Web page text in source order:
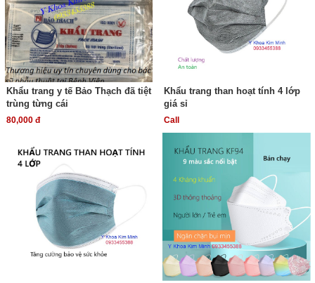
Khẩu trang y tế Bảo Thạch đã tiệt
trùng từng cái
80,000 đ
Khẩu trang than hoạt tính 4 lớp
giá sỉ
Call